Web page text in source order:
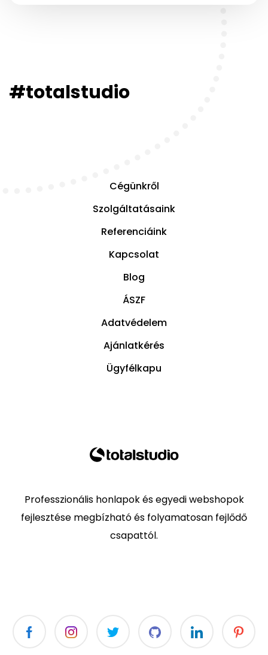
#totalstudio
Cégünkről
Szolgáltatásaink
Referenciáink
Kapcsolat
Blog
ÁSZF
Adatvédelem
Ajánlatkérés
Ügyfélkapu
Professzionális honlapok és egyedi webshopok
fejlesztése megbízható és folyamatosan fejlődő
csapattól.